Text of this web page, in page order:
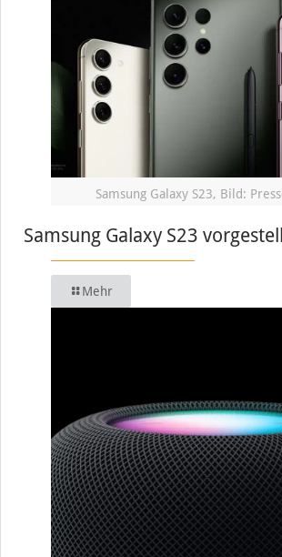
Samsung Galaxy S23, Bild:
Samsung Galaxy S23
Mehr